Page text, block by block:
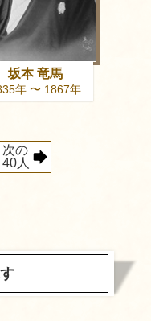
坂本 竜馬
年 〜 1867年
次の
40人